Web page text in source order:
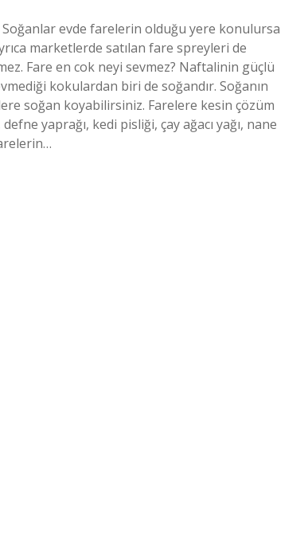
evde farelerin olduğu yere konulursa
marketlerde satılan fare spreyleri de
Fare en cok neyi sevmez? Naftalinin güçlü
kokulardan biri de soğandır. Soğanın
soğan koyabilirsiniz. Farelere kesin çözüm
yaprağı, kedi pisliği, çay ağacı yağı, nane